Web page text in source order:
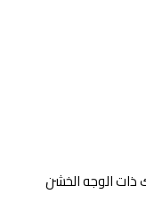
ذات الوجه الخشن